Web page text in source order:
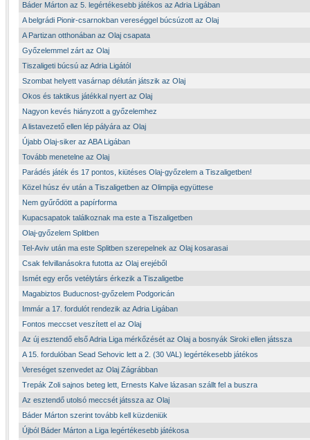
Báder Márton az 5. legértékesebb játékos az Adria Ligában
A belgrádi Pionir-csarnokban vereséggel búcsúzott az Olaj
A Partizan otthonában az Olaj csapata
Győzelemmel zárt az Olaj
Tiszaligeti búcsú az Adria Ligától
Szombat helyett vasárnap délután játszik az Olaj
Okos és taktikus játékkal nyert az Olaj
Nagyon kevés hiányzott a győzelemhez
A listavezető ellen lép pályára az Olaj
Újabb Olaj-siker az ABA Ligában
Tovább menetelne az Olaj
Parádés játék és 17 pontos, kiütéses Olaj-győzelem a Tiszaligetben!
Közel húsz év után a Tiszaligetben az Olimpija együttese
Nem gyűrődött a papírforma
Kupacsapatok találkoznak ma este a Tiszaligetben
Olaj-győzelem Splitben
Tel-Aviv után ma este Splitben szerepelnek az Olaj kosarasai
Csak felvillanásokra futotta az Olaj erejéből
Ismét egy erős vetélytárs érkezik a Tiszaligetbe
Magabiztos Buducnost-győzelem Podgoricán
Immár a 17. fordulót rendezik az Adria Ligában
Fontos meccset veszített el az Olaj
Az új esztendő első Adria Liga mérkőzését az Olaj a bosnyák Siroki ellen játssza
A 15. fordulóban Sead Sehovic lett a 2. (30 VAL) legértékesebb játékos
Vereséget szenvedet az Olaj Zágrábban
Trepák Zoli sajnos beteg lett, Ernests Kalve lázasan szállt fel a buszra
Az esztendő utolsó meccsét játssza az Olaj
Báder Márton szerint tovább kell küzdeniük
Újból Báder Márton a Liga legértékesebb játékosa